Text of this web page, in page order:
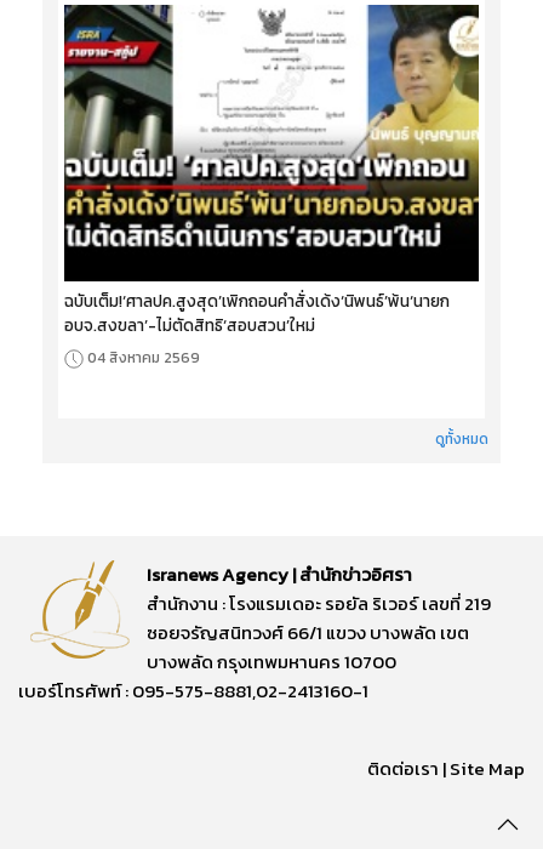
ฉบับเต็ม!‘ศาลปค.สูงสุด’เพิกถอนคำสั่งเด้ง‘นิพนธ์’พ้น‘นายก
อบจ.สงขลา’-ไม่ตัดสิทธิ‘สอบสวน’ใหม่
04 สิงหาคม 2569
ดูทั้งหมด
Isranews Agency | สำนักข่าวอิศรา
สำนักงาน : โรงแรมเดอะ รอยัล ริเวอร์ เลขที่ 219
ซอยจรัญสนิทวงศ์ 66/1 แขวง บางพลัด เขต
บางพลัด กรุงเทพมหานคร 10700
เบอร์โทรศัพท์ : 095-575-8881,02-2413160-1
ติดต่อเรา |Site Map